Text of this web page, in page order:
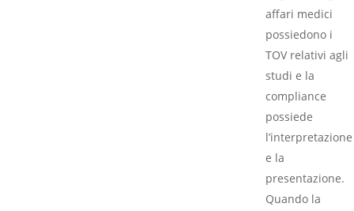
affari medici
possiedono i
TOV relativi agli
studi e la
compliance
possiede
l’interpretazione
e la
presentazione.
Quando la